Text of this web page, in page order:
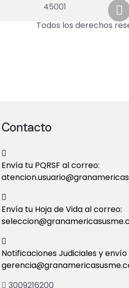
Todos los derechos
Contacto
Envía tu PQRSF al correo:
Envía tu Hoja de Vida al correo:
Notificaciones Judiciales y
3009216200